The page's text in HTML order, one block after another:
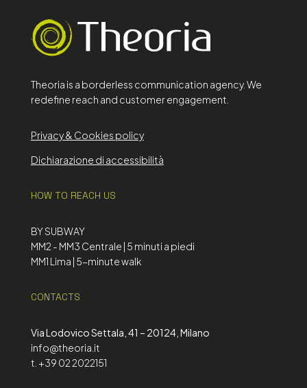
Theoria is a borderless communication agency. We
redefine reach and customer engagement.
Privacy & Cookies policy
Dichiarazione di accessibilità
HOW TO REACH US
BY SUBWAY
MM2 - MM3 Centrale | 5 minuti a piedi
MM1 Lima | 5-minute walk
CONTACTS
Via Lodovico Settala, 41 – 20124, Milano
info@theoria.it
t. +39 02 2022151